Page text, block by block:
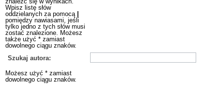
Wpisz listę słów
oddzielanych za pomocą
pomiędzy nawiasami, jeśli
tylko jedno z tych słów musi
zostać znalezione. Możesz
także użyć * zamiast
dowolnego ciągu znaków.
Szukaj autora:
Możesz użyć * zamiast
dowolnego ciągu znaków.